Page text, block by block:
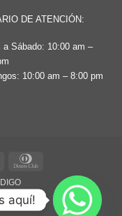
DE ATENCIÓN:
a Sábado: 10:00 am –
10:00 am – 8:00 pm
American
aquí!